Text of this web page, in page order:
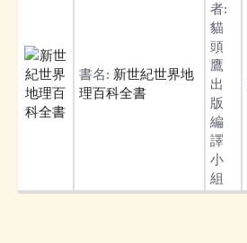
書名: 新世紀世界地
理百科全書
者:
貓
頭
鷹
出
版
編
譯
小
組